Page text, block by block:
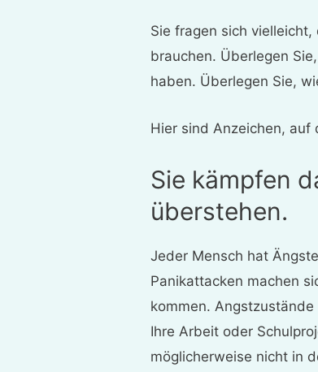
Sie fragen sich
brauchen. Überlegen
haben. Überlegen Sie,
Hier sind Anzeichen, auf
Sie kämpfen
überstehen.
Jeder Mensch hat
Panikattacken machen
kommen.
Ihre Arbeit oder
möglicherweise nicht in